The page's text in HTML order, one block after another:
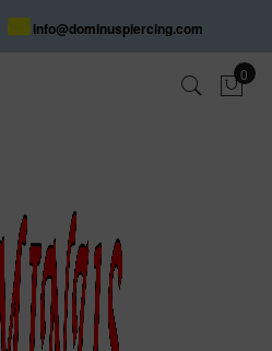
info@dominuspiercing.com
STERN